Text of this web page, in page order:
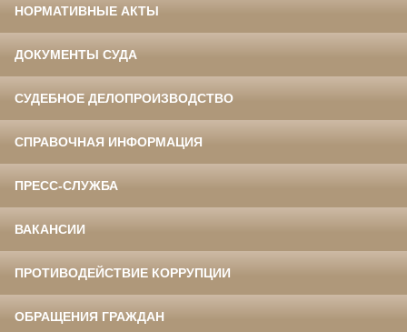
НОРМАТИВНЫЕ АКТЫ
ДОКУМЕНТЫ СУДА
СУДЕБНОЕ ДЕЛОПРОИЗВОДСТВО
СПРАВОЧНАЯ ИНФОРМАЦИЯ
ПРЕСС-СЛУЖБА
ВАКАНСИИ
ПРОТИВОДЕЙСТВИЕ КОРРУПЦИИ
ОБРАЩЕНИЯ ГРАЖДАН